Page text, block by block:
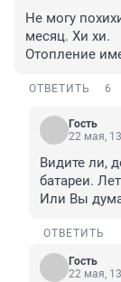
Не могу
месяц. Хи хи.
Отопление
ОТВЕТИТЬ 6
Гость
22 мая,
Видите ли,
батареи.
Или Вы
ОТВЕТИТЬ
Гость
22 мая,